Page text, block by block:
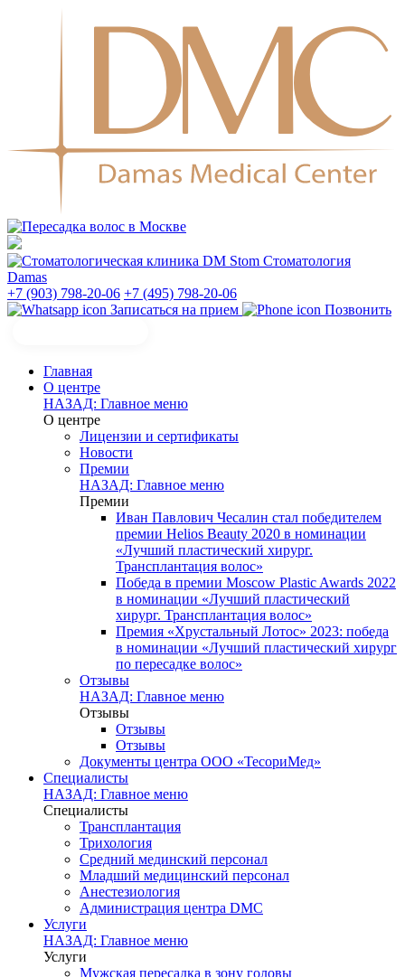
Стоматология
Damas
+7 (903) 798-20-06 +7 (495) 798-20-06
Записаться на прием
Позвонить
Главная
О центре
НАЗАД: Главное меню
О центре
Лицензии и сертификаты
Новости
Премии
НАЗАД: Главное меню
Премии
Иван Павлович Чесалин стал победителем
премии Helios Beauty 2020 в номинации
«Лучший пластический хирург.
Трансплантация волос»
Победа в премии Moscow Plastic Awards 2022
в номинации «Лучший пластический
хирург. Трансплантация волос»
Премия «Хрустальный Лотос» 2023: победа
в номинации «Лучший пластический хирург
по пересадке волос»
Отзывы
НАЗАД: Главное меню
Отзывы
Отзывы
Отзывы
Документы центра ООО «ТесориМед»
Специалисты
НАЗАД: Главное меню
Специалисты
Трансплантация
Трихология
Средний мединский персонал
Младший медицинский персонал
Анестезиология
Администрация центра DMC
Услуги
НАЗАД: Главное меню
Услуги
Мужская пересадка в зону головы